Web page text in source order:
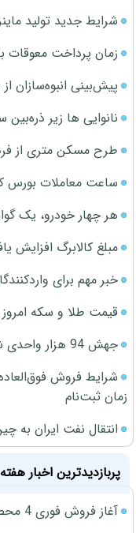
شرایط جدید تولید
زمان پرداخت
پیش‌بینی انبوه‌سازان
نانوایی ها زیر ذره‌بین
طرح مسکن متری از
ساعت معاملات بورس
هر چهار خودرو، یک
مبلغ کالابرگ افزایش
خبر مهم برای
قیمت طلا و سکه امروز دوشنبه ۱۹
جهش 94 هزار واحدی شاخص کل بورس امروز
زمان ثبت‌نام
انتقال نفت ایران به
پربازدیدترین اخبار هفته
آغاز فروش فوری 4 محصول ایران خودرو در نمایندگی‌ها